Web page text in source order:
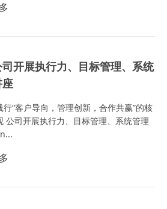
开展执行力、目标管理、系统
客户导向，管理创新，合作共赢”的核
公司开展执行力、目标管理、系统管理